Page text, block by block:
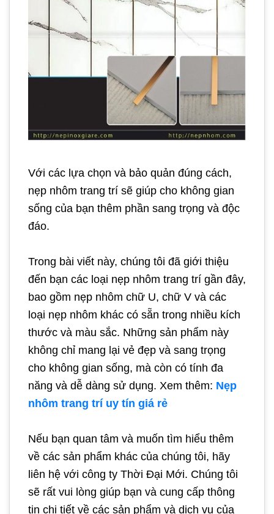
Với các lựa chọn và bảo quản đúng cách,
nẹp nhôm trang trí sẽ giúp cho không gian
sống của bạn thêm phần sang trọng và độc
đáo.
Trong bài viết này, chúng tôi đã giới thiệu
đến bạn các loại nẹp nhôm trang trí gần đây,
bao gồm nẹp nhôm chữ U, chữ V và các
loại nẹp nhôm khác có sẵn trong nhiều kích
thước và màu sắc. Những sản phẩm này
không chỉ mang lại vẻ đẹp và sang trọng
cho không gian sống, mà còn có tính đa
năng và dễ dàng sử dụng. Xem thêm: Nẹp
nhôm trang trí uy tín giá rẻ
Nếu bạn quan tâm và muốn tìm hiểu thêm
về các sản phẩm khác của chúng tôi, hãy
liên hệ với công ty Thời Đại Mới. Chúng tôi
sẽ rất vui lòng giúp bạn và cung cấp thông
tin chi tiết về các sản phẩm và dịch vụ của